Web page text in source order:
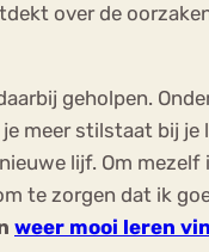
over de
geholpen.
meer stilstaat bij je
lijf. Om
te zorgen dat ik
weer mooi leren